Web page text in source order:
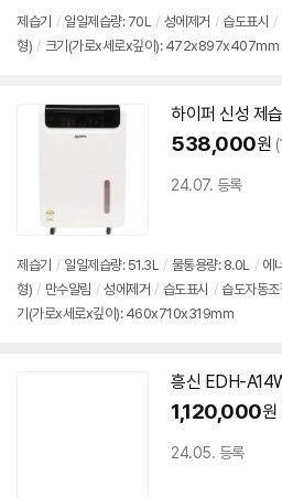
제습기 / 일일제습량: 70L / 성에제거 / 습도표시 /
형) / 크기(가로x세로x깊이): 472x897x407mm
하이퍼 신성 제
538,000원
24.07. 등록
제습기 / 일일제습량: 51.3L / 물통용량: 8.0L / 에
형) / 만수알림 / 성에제거 / 습도표시 / 습도자동조
기(가로x세로x깊이): 460x710x319mm
흥신 EDH-
1,120,000원
24.05. 등록